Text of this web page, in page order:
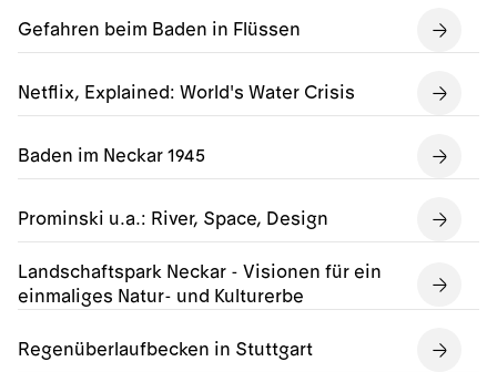
Gefahren beim Baden in Flüssen
Netflix, Explained: World's Water Crisis
Baden im Neckar 1945
Prominski u.a.: River, Space, Design
Landschaftspark Neckar - Visionen für ein
einmaliges Natur- und Kulturerbe
Regenüberlaufbecken in Stuttgart